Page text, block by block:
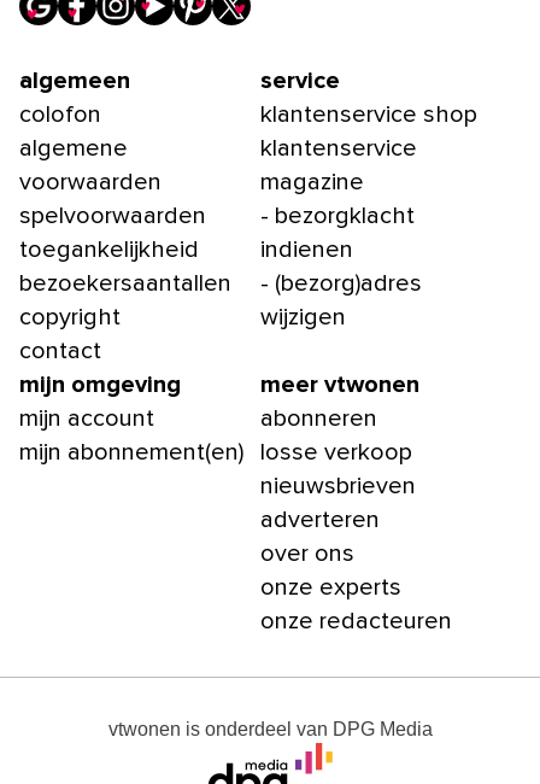
algemeen
colofon
algemene
voorwaarden
spelvoorwaarden
toegankelijkheid
bezoekersaantallen
copyright
contact
service
klantenservice shop
klantenservice
magazine
- bezorgklacht
indienen
- (bezorg)adres
wijzigen
mijn omgeving
mijn account
mijn abonnement(en)
meer vtwonen
abonneren
losse verkoop
nieuwsbrieven
adverteren
over ons
onze experts
onze redacteuren
vtwonen is onderdeel van DPG Media